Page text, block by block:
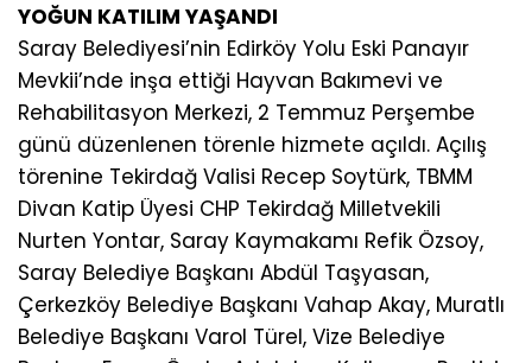
YOĞUN KATILIM YAŞANDI
Saray Belediyesi’nin Edirköy Yolu Eski Panayır
Mevkii’nde inşa ettiği Hayvan Bakımevi ve
Rehabilitasyon Merkezi, 2 Temmuz Perşembe
günü düzenlenen törenle hizmete açıldı. Açılış
törenine Tekirdağ Valisi Recep Soytürk, TBMM
Divan Katip Üyesi CHP Tekirdağ Milletvekili
Nurten Yontar, Saray Kaymakamı Refik Özsoy,
Saray Belediye Başkanı Abdül Taşyasan,
Çerkezköy Belediye Başkanı Vahap Akay, Muratlı
Belediye Başkanı Varol Türel, Vize Belediye